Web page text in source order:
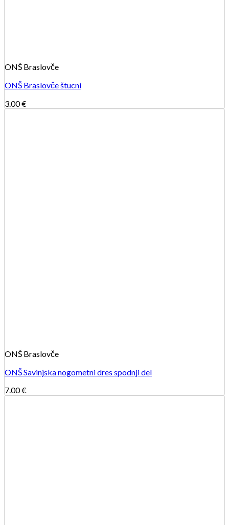
ONŠ Braslovče
ONŠ Braslovče štucni
3.00€
ONŠ Braslovče
ONŠ Savinjska nogometni dres spodnji del
7.00€